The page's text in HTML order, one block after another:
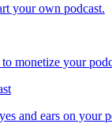
your own podcast.
monetize your
and ears on your